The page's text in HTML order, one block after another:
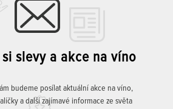
slevy a akce na víno
budeme posílat aktuální akce na víno,
a další zajímavé informace ze světa